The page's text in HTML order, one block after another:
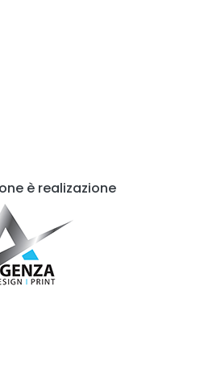
è realizazione